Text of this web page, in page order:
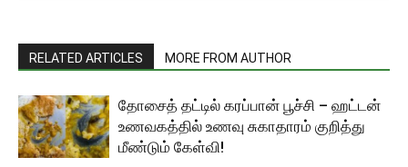
RELATED ARTICLES MORE FROM AUTHOR
தோசைத் தட்டில் கரப்பான் பூச்சி – ஹட்டன்
உணவகத்தில் உணவு சுகாதாரம் குறித்து
மீண்டும் கேள்வி!